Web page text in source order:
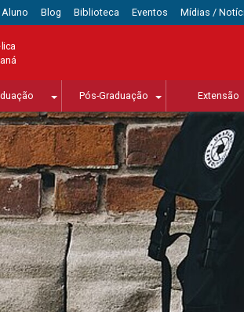
Blog Biblioteca Eventos Mídias /
Pós-Graduação Extensão